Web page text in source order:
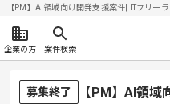
【PM】AI領域向け開発支援案件| ITフリ
企業の方 案件検索
募集終了 【PM】AI領